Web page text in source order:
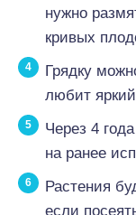
нужно
кривых
Грядку
любит
Через 4
на ранее
Растения
если